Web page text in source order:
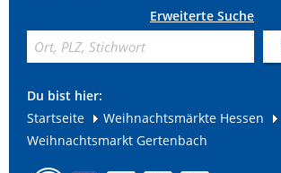
Erweiterte Suche
Du bist hier:
Startseite
Weihnachtsmärkte Hessen
Weihnachtsmarkt Gertenbach